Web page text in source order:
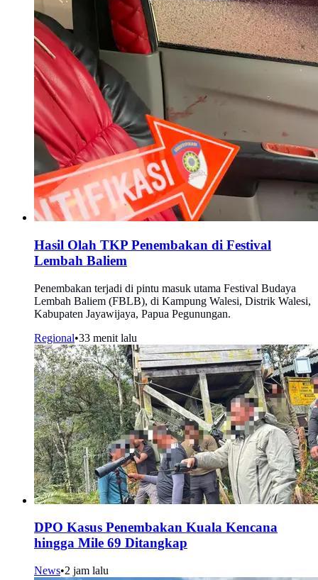
Hasil Olah TKP Penembakan di Festival
Lembah Baliem
Penembakan terjadi di pintu masuk utama Festival Budaya
Lembah Baliem (FBLB), di Kampung Walesi, Distrik Walesi,
Kabupaten Jayawijaya, Papua Pegunungan.
Regional•33 menit lalu
DPO Kasus Penembakan Kuala Kencana
hingga Mile 69 Ditangkap
News•2 jam lalu